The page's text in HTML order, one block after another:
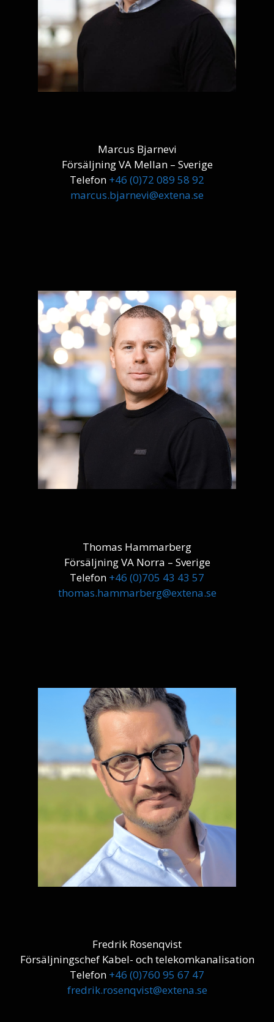
Marcus Bjarnevi
Försäljning VA Mellan – Sverige
Telefon +46 (0)72 089 58 92
marcus.bjarnevi@extena.se
Thomas Hammarberg
Försäljning VA Norra – Sverige
Telefon +46 (0)705 43 43 57
thomas.hammarberg@extena.se
Fredrik Rosenqvist
Försäljningschef Kabel- och telekomkanalisation
Telefon +46 (0)760 95 67 47
fredrik.rosenqvist@extena.se